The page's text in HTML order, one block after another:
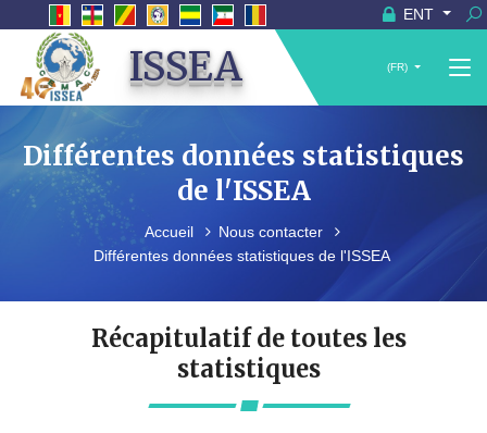
ENT
ISSEA (FR)
Différentes données statistiques
de l'ISSEA
Accueil
Nous contacter
Différentes données statistiques de l'ISSEA
Récapitulatif de toutes les
statistiques